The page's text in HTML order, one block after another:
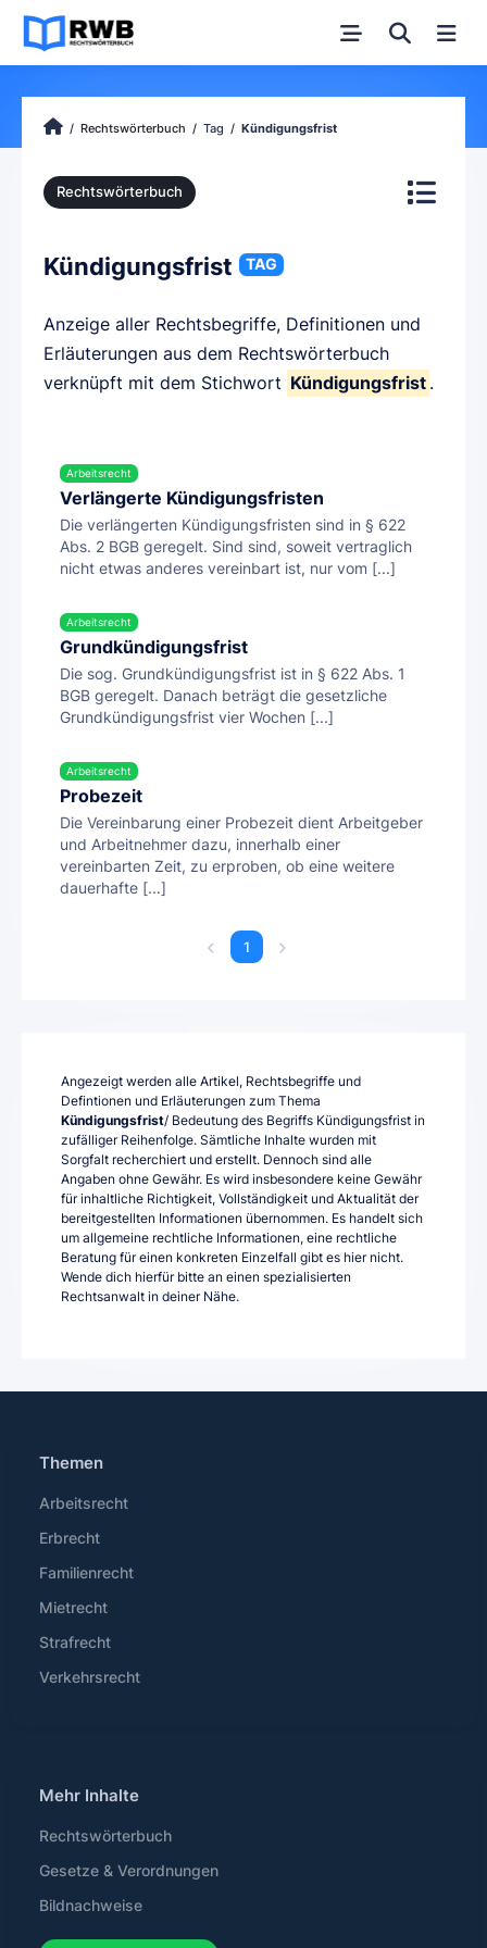
Rechtswörterbuch Tag Kündigungsfrist
Rechtswörterbuch
Kündigungsfrist TAG
Anzeige aller Rechtsbegriffe, Definitionen und
Erläuterungen aus dem Rechtswörterbuch
verknüpft mit dem Stichwort Kündigungsfrist .
Arbeitsrecht
Verlängerte Kündigungsfristen
Die verlängerten Kündigungsfristen sind in § 622
Abs. 2 BGB geregelt. Sind sind, soweit vertraglich
nicht etwas anderes vereinbart ist, nur vom [...]
Arbeitsrecht
Grundkündigungsfrist
Die sog. Grundkündigungsfrist ist in § 622 Abs. 1
BGB geregelt. Danach beträgt die gesetzliche
Grundkündigungsfrist vier Wochen [...]
Arbeitsrecht
Probezeit
Die Vereinbarung einer Probezeit dient Arbeitgeber
und Arbeitnehmer dazu, innerhalb einer
vereinbarten Zeit, zu erproben, ob eine weitere
dauerhafte [...]
1
Angezeigt werden alle Artikel, Rechtsbegriffe und
Defintionen und Erläuterungen zum Thema
Kündigungsfrist/ Bedeutung des Begriffs Kündigungsfrist in
zufälliger Reihenfolge. Sämtliche Inhalte wurden mit
Sorgfalt recherchiert und erstellt. Dennoch sind alle
Angaben ohne Gewähr. Es wird insbesondere keine Gewähr
für inhaltliche Richtigkeit, Vollständigkeit und Aktualität der
bereitgestellten Informationen übernommen. Es handelt sich
um allgemeine rechtliche Informationen, eine rechtliche
Beratung für einen konkreten Einzelfall gibt es hier nicht.
Wende dich hierfür bitte an einen spezialisierten
Rechtsanwalt in deiner Nähe.
Themen
Arbeitsrecht
Erbrecht
Familienrecht
Mietrecht
Strafrecht
Verkehrsrecht
Mehr Inhalte
Rechtswörterbuch
Gesetze & Verordnungen
Bildnachweise